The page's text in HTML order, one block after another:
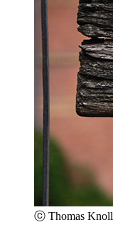
ⓒ Thomas Knoll